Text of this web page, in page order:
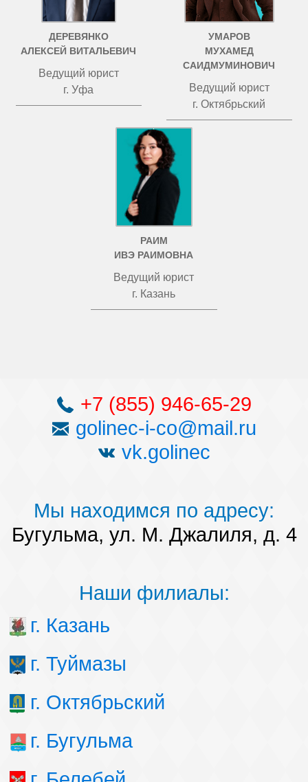
ДЕРЕВЯНКО
АЛЕКСЕЙ ВИТАЛЬЕВИЧ
Ведущий юрист
г. Уфа
УМАРОВ
МУХАМЕД
САИДМУМИНОВИЧ
Ведущий юрист
г. Октябрьский
РАИМ
ИВЭ РАИМОВНА
Ведущий юрист
г. Казань
+7 (855) 946-65-29
golinec-i-co@mail.ru
vk.golinec
Мы находимся по адресу:
Бугульма, ул. М. Джалиля, д. 4
Наши филиалы:
г. Казань
г. Туймазы
г. Октябрьский
г. Бугульма